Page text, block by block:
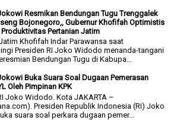
Resmikan Bendungan Tugu Trenggalek
Bojonegoro,, Gubernur Khofifah Optimistis
Pertanian Jatim
Khofifah Indar Parawansa saat
Presiden RI Joko Widodo menanda-tangani
Bendungan Tugu di Kabupa...
Buka Suara Soal Dugaan Pemerasan
Oleh Pimpinan KPK
Joko Widodo. Kota JAKARTA –
Presiden Republik Indonesia (RI) Joko
suara soal perkara dugaan pemer...